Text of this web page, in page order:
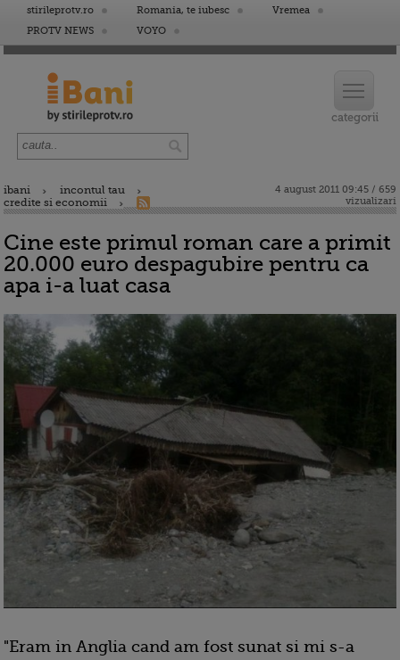
stirileprotv.ro Romania, te iubesc
Vremea
PROTV NEWS
VOYO
ibani
incontul tau
credite si economii
4 august 2011 09:45 / 659
vizualizari
Cine este primul roman care a primit
20.000 euro despagubire pentru ca
apa i-a luat casa
"Eram in Anglia cand am fost sunat si mi s-a